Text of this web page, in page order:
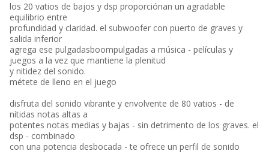
los 20 vatios de bajos y dsp proporciónan un agradable
equilibrio entre
profundidad y claridad. el subwoofer con puerto de graves y
salida inferior
agrega ese pulgadasboompulgadas a música - películas y
juegos a la vez que mantiene la plenitud
y nitidez del sonido.
métete de lleno en el juego
disfruta del sonido vibrante y envolvente de 80 vatios - de
nítidas notas altas a
potentes notas medias y bajas - sin detrimento de los graves. el
dsp - combinado
con una potencia desbocada - te ofrece un perfil de sonido